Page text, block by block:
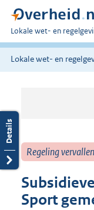
U
bent
hier:
Lokale wet- en
Lokale wet- en
Regeling
Sport